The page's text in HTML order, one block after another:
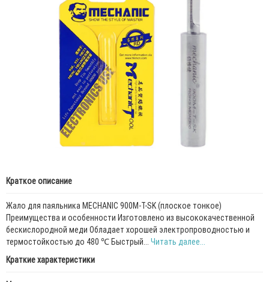
Краткое описание
Жало для паяльника MECHANIC 900M-T-SK (плоское тонкое)
Преимущества и особенности Изготовлено из высококачественной
бескислородной меди Обладает хорошей электропроводностью и
термостойкостью до 480 ℃ Быстрый... Читать далее...
Краткие характеристики